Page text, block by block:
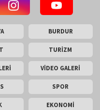
BURDUR
TURİZM
VİDEO GALERİ
SPOR
EKONOMİ